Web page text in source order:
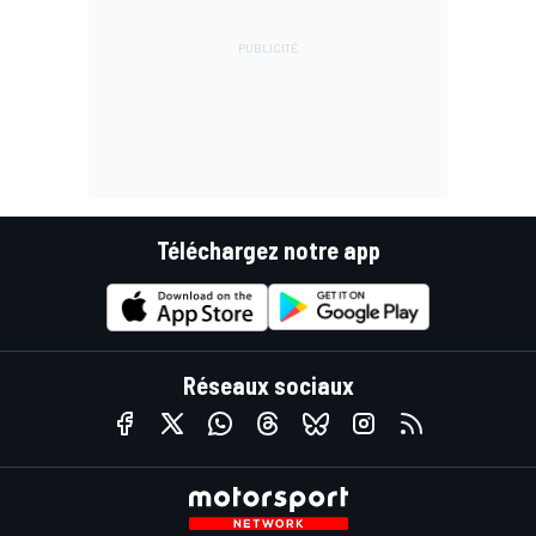
Téléchargez notre app
Réseaux sociaux